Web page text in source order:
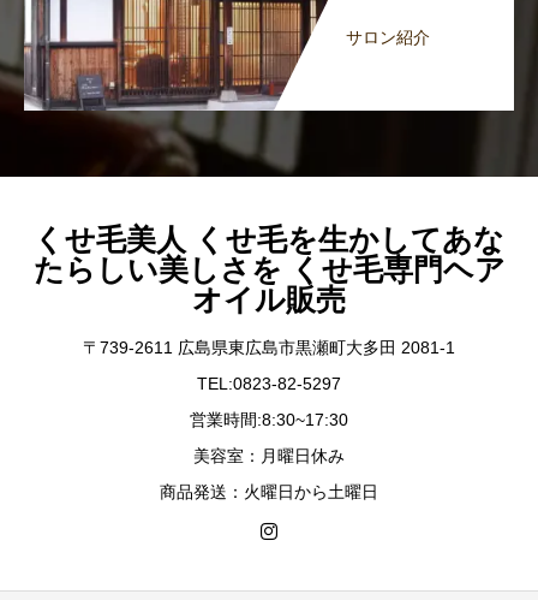
サロン紹介
くせ毛美人 くせ毛を生かしてあな
たらしい美しさを くせ毛専門ヘア
オイル販売
〒739-2611 広島県東広島市黒瀬町大多田 2081-1
TEL:0823-82-5297
営業時間:8:30~17:30
美容室：月曜日休み
商品発送：火曜日から土曜日